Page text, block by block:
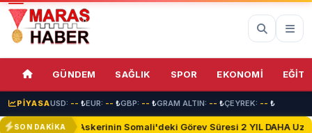
GÜNDEM SAĞLIK SPOR EKONOMİ
PİYASAUSD: -- ₺EUR: -- ₺GBP: -- ₺GRAM ALTIN: -- ₺ÇEYREK: -- ₺
SON DAKİKATürk Askerinin Somali'deki Görev Süresi 2 YIL DAHA
69%